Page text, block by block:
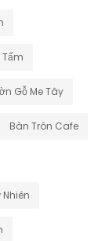
Gỗ Me Tây
Bàn Tròn Cafe
Nhiên